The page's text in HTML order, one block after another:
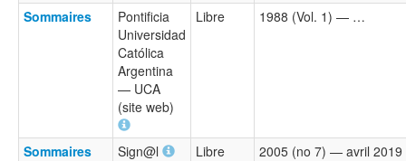
Sommaires
Pontificia
Universidad
Católica
Argentina
— UCA
(site web)
Libre 1988 (Vol. 1) — …
Sommaires Sign@l Libre 2005 (no 7) — avril 2019